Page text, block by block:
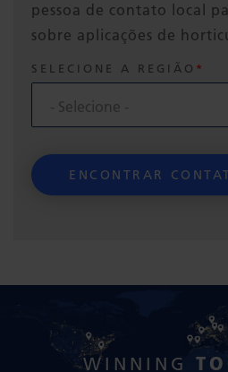
pessoa de contato local
sobre aplicações de
SELECIONE A REGIÃO
WINNING